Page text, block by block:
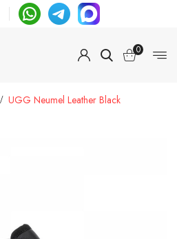
0
UGG Neumel Leather Black